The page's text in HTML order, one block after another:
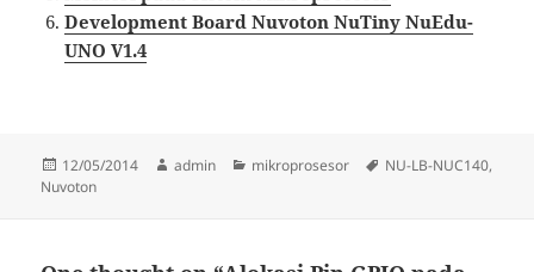
Development Board Nuvoton NuTiny NuEdu-
UNO V1.4
Diposkan
pada
12/05/2014 Penulis
admin Kategori
mikroprosesor Tag
NU-LB-NUC140,
Nuvoton